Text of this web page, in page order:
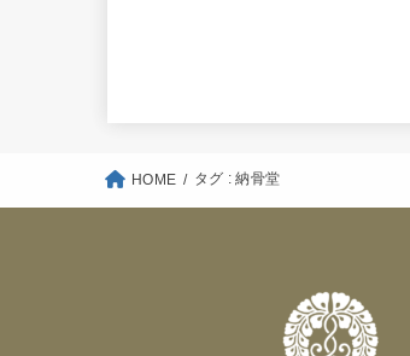
HOME タグ : 納骨堂